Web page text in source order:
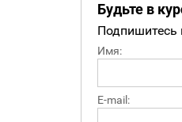
Будьте в
Подпишитесь
Имя:
E-mail: